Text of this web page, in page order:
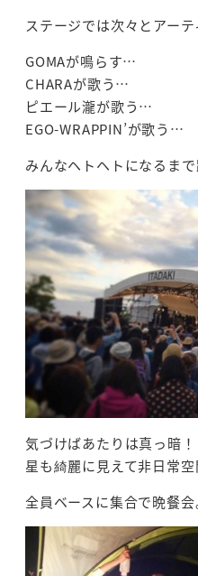
ステージでは次々とアー
GOMAが鳴らす…
CHARAが歌う…
ピエール瀧が歌う…
EGO-WRAPPIN’が歌う…
みんなヘトヘトになるまで
気づけばあたりは真っ暗！
星も綺麗に見えて非日常空
全員ベースに集合で晩餐会